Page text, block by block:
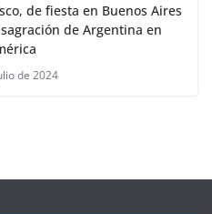
de fiesta en Buenos Aires
de Argentina en
de 2024